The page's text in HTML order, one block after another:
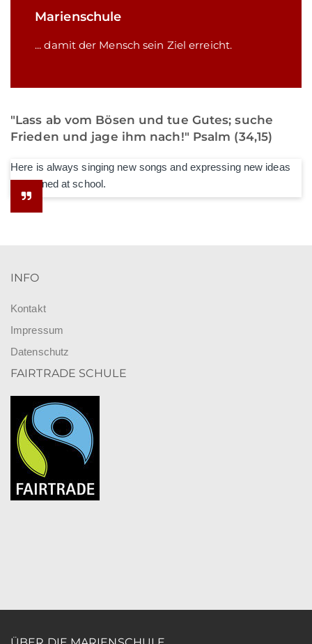
Marienschule
... damit der Mensch sein Ziel erreicht.
"Lass ab vom Bösen und tue Gutes; suche
Frieden und jage ihm nach!" Psalm (34,15)
Here is always singing new songs and expressing new ideas
he learned at school.
INFO
Kontakt
Impressum
Datenschutz
FAIRTRADE SCHULE